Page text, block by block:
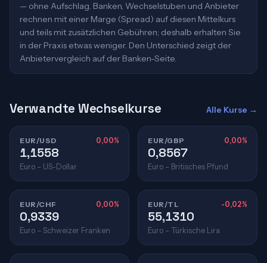
— ohne Aufschlag. Banken, Wechselstuben und Anbieter
rechnen mit einer Marge (Spread) auf diesen Mittelkurs
und teils mit zusätzlichen Gebühren; deshalb erhalten Sie
in der Praxis etwas weniger. Den Unterschied zeigt der
Anbietervergleich auf der Banken-Seite.
Verwandte Wechselkurse Alle Kurse →
EUR/USD 0,00%
1,1558
Euro – US-Dollar
EUR/GBP 0,00%
0,8567
Euro – Britisches Pfund
EUR/CHF 0,00%
0,9339
Euro – Schweizer Franken
EUR/TL -0,02%
55,1310
Euro – Türkische Lira